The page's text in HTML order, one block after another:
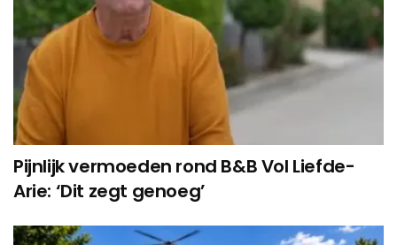
Pijnlijk vermoeden rond B&B Vol Liefde-
Arie: ‘Dit zegt genoeg’